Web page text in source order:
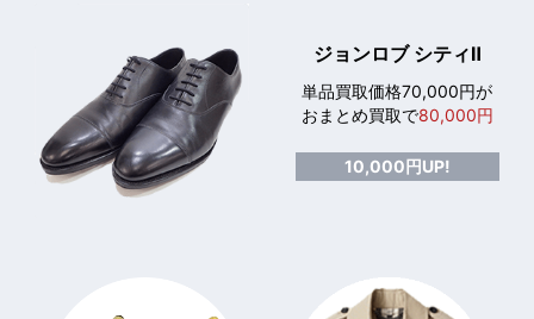
ジョンロブ シティⅡ
単品買取価格70,000円が
おまとめ買取で80,000円
10,000円UP!